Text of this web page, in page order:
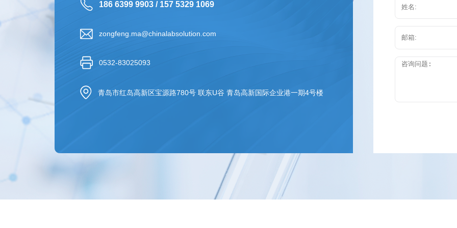
186 6399 9903 / 157 5329 1069
zongfeng.ma@chinalabsolution.com
0532-83025093
青岛市红岛高新区宝源路780号 联东U谷 青岛高新国际企业港一期4号楼